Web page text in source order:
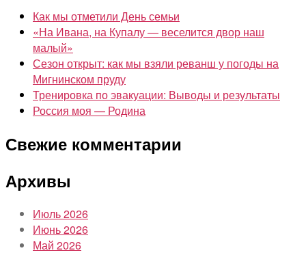
Как мы отметили День семьи
«На Ивана, на Купалу — веселится двор наш
малый»
Сезон открыт: как мы взяли реванш у погоды на
Мигнинском пруду
Тренировка по эвакуации: Выводы и результаты
Россия моя — Родина
Свежие комментарии
Архивы
Июль 2026
Июнь 2026
Май 2026